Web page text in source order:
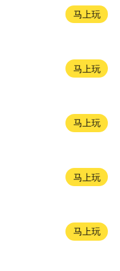
马上玩
马上玩
马上玩
马上玩
马上玩